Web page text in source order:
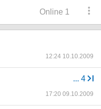
Online 1
12:24 10.10.2009
... 4
17:20 09.10.2009